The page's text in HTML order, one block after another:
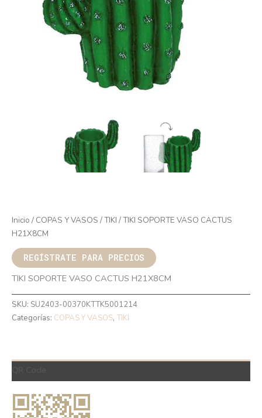
Inicio / COPAS Y VASOS /TIKI / TIKI SOPORTE VASO CACTUS
H21X8CM
REGÍSTRATE PARA PRECIOS
TIKI SOPORTE VASO CACTUS H21X8CM
SKU: SU2403-00370KTTK5001214
Categorías: COPAS Y VASOS, TIKI